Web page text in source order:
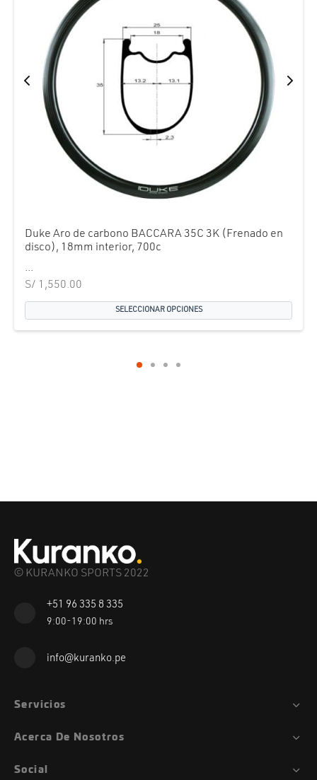
Duke Aro de carbono BACCARA 35C 3K (Frenado en
disco), 18mm interior, 700c
...
S/ 1,550.00
SELECCIONAR OPCIONES
© KURANKO SPORTS 2022
+51 96 335 8 335
9:00-19:00 hrs
info@kuranko.pe
Servicios
Acerca De Nosotros
Social